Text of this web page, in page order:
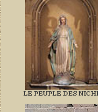
LE PEUPLE DES